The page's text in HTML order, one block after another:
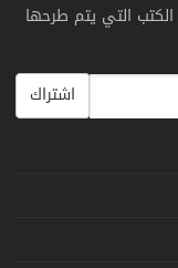
الكتب التي يتم طرحها
اشتراك